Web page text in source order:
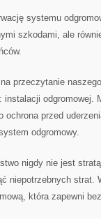
systemu
szkodami, ale‌
przeczytanie
instalacji⁤ odgromowej.
przed
odgromowy.
nigdy nie jest
niepotrzebnych strat.
która zapewni